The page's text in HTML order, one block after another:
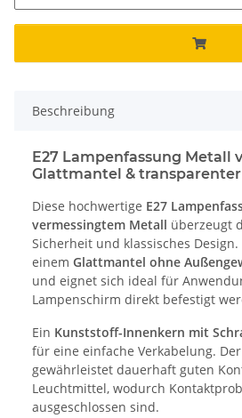
Beschreibung
E27 Lampenfassung Metall
Glattmantel &
Diese hochwertige E27
vermessingtem Metall überzeugt
Sicherheit und klassisches
einem Glattmantel ohne
und eignet sich ideal für
Lampenschirm direkt befestigt
Ein Kunststoff-Innenkern mit
für eine einfache Verkabelung. Der
gewährleistet dauerhaft guten
Leuchtmittel, wodurch
ausgeschlossen sind.